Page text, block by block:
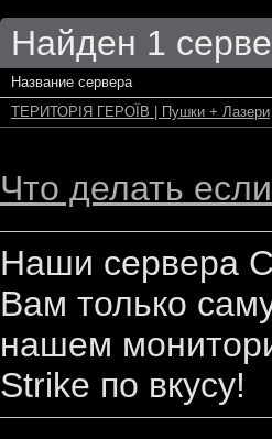
Найден 1
Название сервера
ТЕРИТОРІЯ ГЕРОЇВ | Пушки + Лазери
Что делать
Наши сервера
Вам только
нашем
Strike по вкусу!